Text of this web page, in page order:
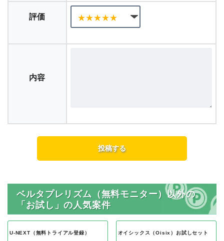
評価
内容
ベルタプレリズム（無料モニター）以外の
「お試し」の人気案件
U-NEXT（無料トライアル登録） オイシックス（Oisix）お試しセット